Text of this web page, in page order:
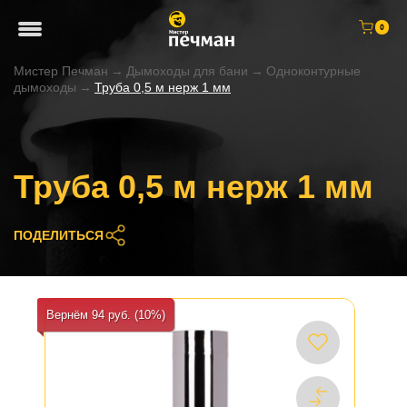
0
Мистер Печман → Дымоходы для бани → Одноконтурные
дымоходы → Труба 0,5 м нерж 1 мм
Труба 0,5 м нерж 1 мм
ПОДЕЛИТЬСЯ
Вернём 94 руб. (10%)